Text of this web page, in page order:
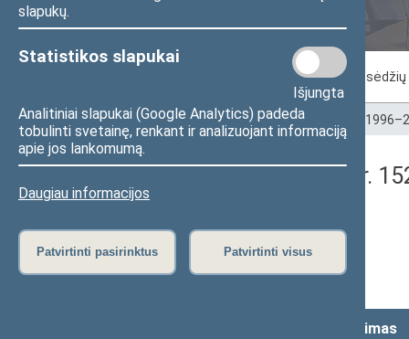
slapukų.
Statistikos slapukai
Išjungta
Analitiniai slapukai (Google Analytics) padeda
tobulinti svetainę, renkant ir analizuojant informaciją
apie jos lankomumą.
Daugiau informacijos
Patvirtinti pasirinktus Patvirtinti visus
Posėdžiai
Pradžia>Seimo posėdžiai>Kadencijos
Seimo rytinis posėdis Nr.
Stenograma
Garso įrašas
Svarstytas klausimas